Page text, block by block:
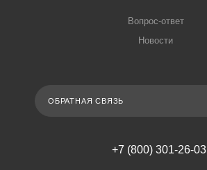
Вопрос-ответ
Новости
ОБРАТНАЯ СВЯЗЬ
+7 (800) 301-26-03